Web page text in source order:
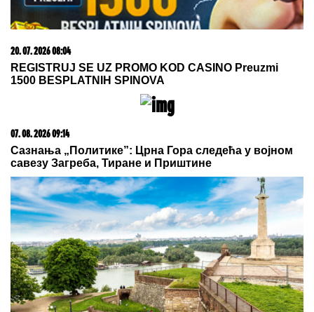
Komfor po meri klijenata: nova linija paketa ALTA